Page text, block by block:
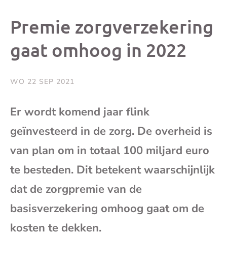
berichtbericht
mail
Premie zorgverzekering
gaat omhoog in 2022
WO 22 SEP 2021
Er wordt komend jaar flink
geïnvesteerd in de zorg. De overheid is
van plan om in totaal 100 miljard euro
te besteden. Dit betekent waarschijnlijk
dat de zorgpremie van de
basisverzekering omhoog gaat om de
kosten te dekken.